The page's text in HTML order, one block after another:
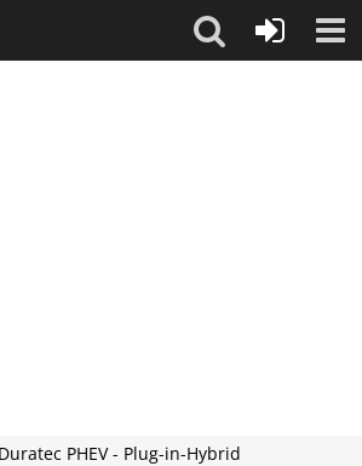
PHEV - Plug-in-Hybrid